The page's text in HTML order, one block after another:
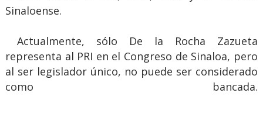
Sinaloense.
Actualmente, sólo De la Rocha Zazueta
representa al PRI en el Congreso de Sinaloa, pero
al ser legislador único, no puede ser considerado
como bancada.